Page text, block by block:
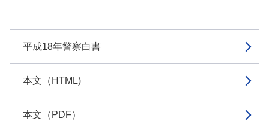
平成18年警察白書
本文（HTML)
本文（PDF）